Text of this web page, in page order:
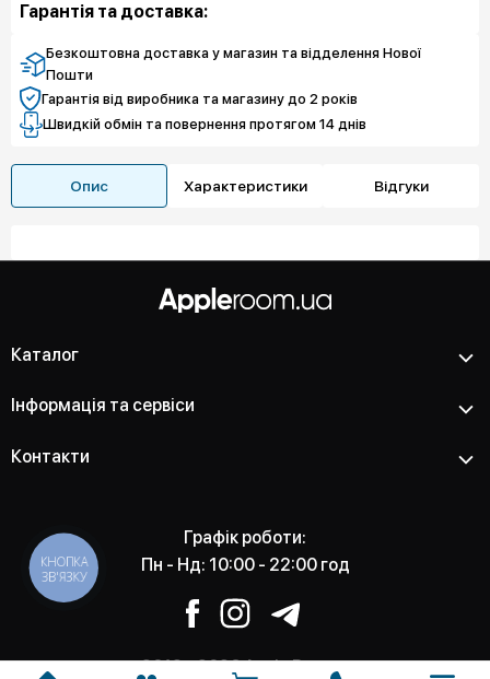
Гарантія та доставка:
Безкоштовна доставка у магазин та відделення Нової
Пошти
Гарантія від виробника та магазину до 2 років
Швидкій обмін та повернення протягом 14 днів
Опис Характеристики Відгуки
Каталог
Інформація та сервіси
Контакти
Графік роботи:
Пн - Нд: 10:00 - 22:00 год
2012 - 2026 Apple Room -
КНОПКА
ЗВ'ЯЗКУ